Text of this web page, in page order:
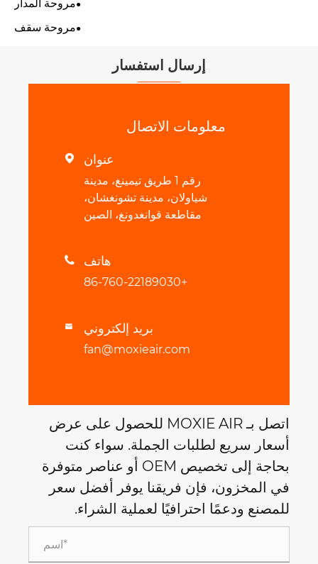
مروحة المدار
مروحة سقف
إرسال استفسار
معلومات الاتصال
 عنوان
رقم 1 طريق تيمينغ، مدينة
شياولان، مدينة تشونغشان،
مقاطعة قوانغدونغ، الصين
 هاتف
+86-760-22189030
 بريد إلكتروني
fan@moxieair.com
اتصل بـ MOXIE AIR للحصول على عرض
أسعار سريع لطلبات الجملة. سواء كنت
بحاجة إلى تخصيص OEM أو عناصر متوفرة
في المخزون، فإن فريقنا يوفر أفضل سعر
للمصنع ودعمًا احترافيًا لعملية الشراء.